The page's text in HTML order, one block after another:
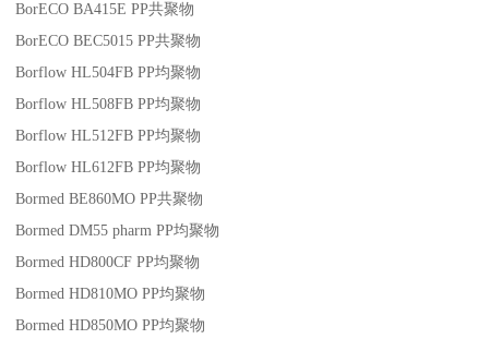
BorECO BA415E PP共聚物
BorECO BEC5015 PP共聚物
Borflow HL504FB PP均聚物
Borflow HL508FB PP均聚物
Borflow HL512FB PP均聚物
Borflow HL612FB PP均聚物
Bormed BE860MO PP共聚物
Bormed DM55 pharm PP均聚物
Bormed HD800CF PP均聚物
Bormed HD810MO PP均聚物
Bormed HD850MO PP均聚物